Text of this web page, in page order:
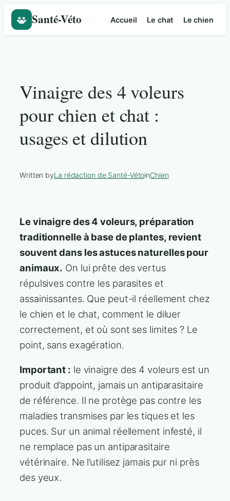
Santé-Véto Accueil Le chat Le chien
Vinaigre des 4 voleurs
pour chien et chat :
usages et dilution
Written byLa rédaction de Santé-VétoinChien
Le vinaigre des 4 voleurs, préparation
traditionnelle à base de plantes, revient
souvent dans les astuces naturelles pour
animaux. On lui prête des vertus
répulsives contre les parasites et
assainissantes. Que peut-il réellement chez
le chien et le chat, comment le diluer
correctement, et où sont ses limites ? Le
point, sans exagération.
Important : le vinaigre des 4 voleurs est un
produit d’appoint, jamais un antiparasitaire
de référence. Il ne protège pas contre les
maladies transmises par les tiques et les
puces. Sur un animal réellement infesté, il
ne remplace pas un antiparasitaire
vétérinaire. Ne l’utilisez jamais pur ni près
des yeux.